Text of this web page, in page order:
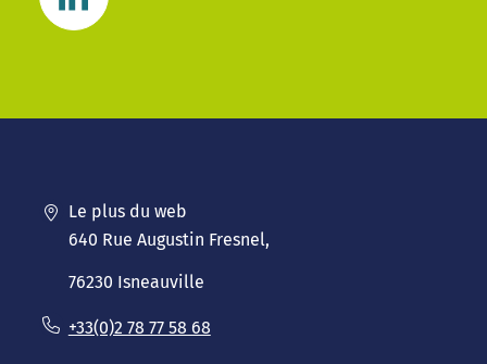
Le plus du web
640 Rue Augustin Fresnel,
76230 Isneauville
+33(0)2 78 77 58 68